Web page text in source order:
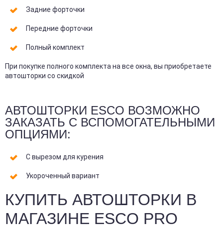
Задние форточки
Передние форточки
Полный комплект
При покупке полного комплекта на все окна, вы приобретаете
автошторки со скидкой
АВТОШТОРКИ ESCO ВОЗМОЖНО
ЗАКАЗАТЬ С ВСПОМОГАТЕЛЬНЫМИ
ОПЦИЯМИ:
С вырезом для курения
Укороченный вариант
КУПИТЬ АВТОШТОРКИ В
МАГАЗИНЕ ESCO PRO